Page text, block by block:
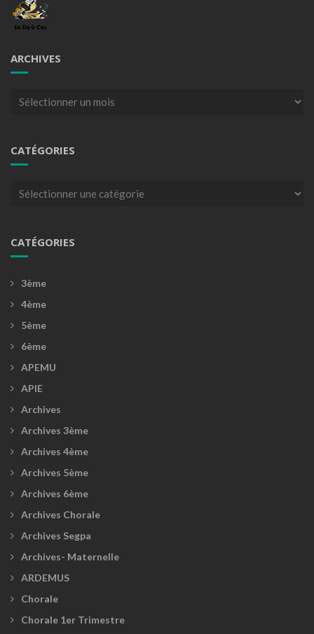
ARCHIVES
Archives
CATÉGORIES
Catégories
CATÉGORIES
3ème
4ème
5ème
6ème
APEMU
APIE
Archives
Archives 3ème
Archives 4ème
Archives 5ème
Archives 6ème
Archives Chorale
Archives Segpa
Archives- Maternelle
ARDEMUS
Chorale
Chorale 1er Trimestre